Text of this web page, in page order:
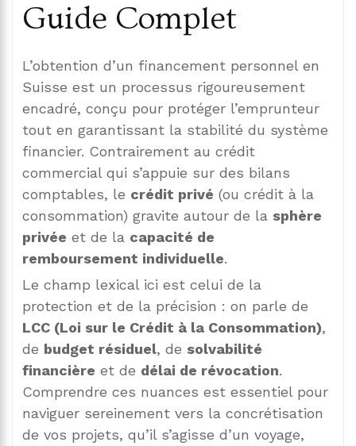
Guide Complet
L’obtention d’un financement personnel en
Suisse est un processus rigoureusement
encadré, conçu pour protéger l’emprunteur
tout en garantissant la stabilité du système
financier. Contrairement au crédit
commercial qui s’appuie sur des bilans
comptables, le crédit privé (ou crédit à la
consommation) gravite autour de la sphère
privée et de la capacité de
remboursement individuelle.
Le champ lexical ici est celui de la
protection et de la précision : on parle de
LCC (Loi sur le Crédit à la Consommation),
de budget résiduel, de solvabilité
financière et de délai de révocation.
Comprendre ces nuances est essentiel pour
naviguer sereinement vers la concrétisation
de vos projets, qu’il s’agisse d’un voyage,